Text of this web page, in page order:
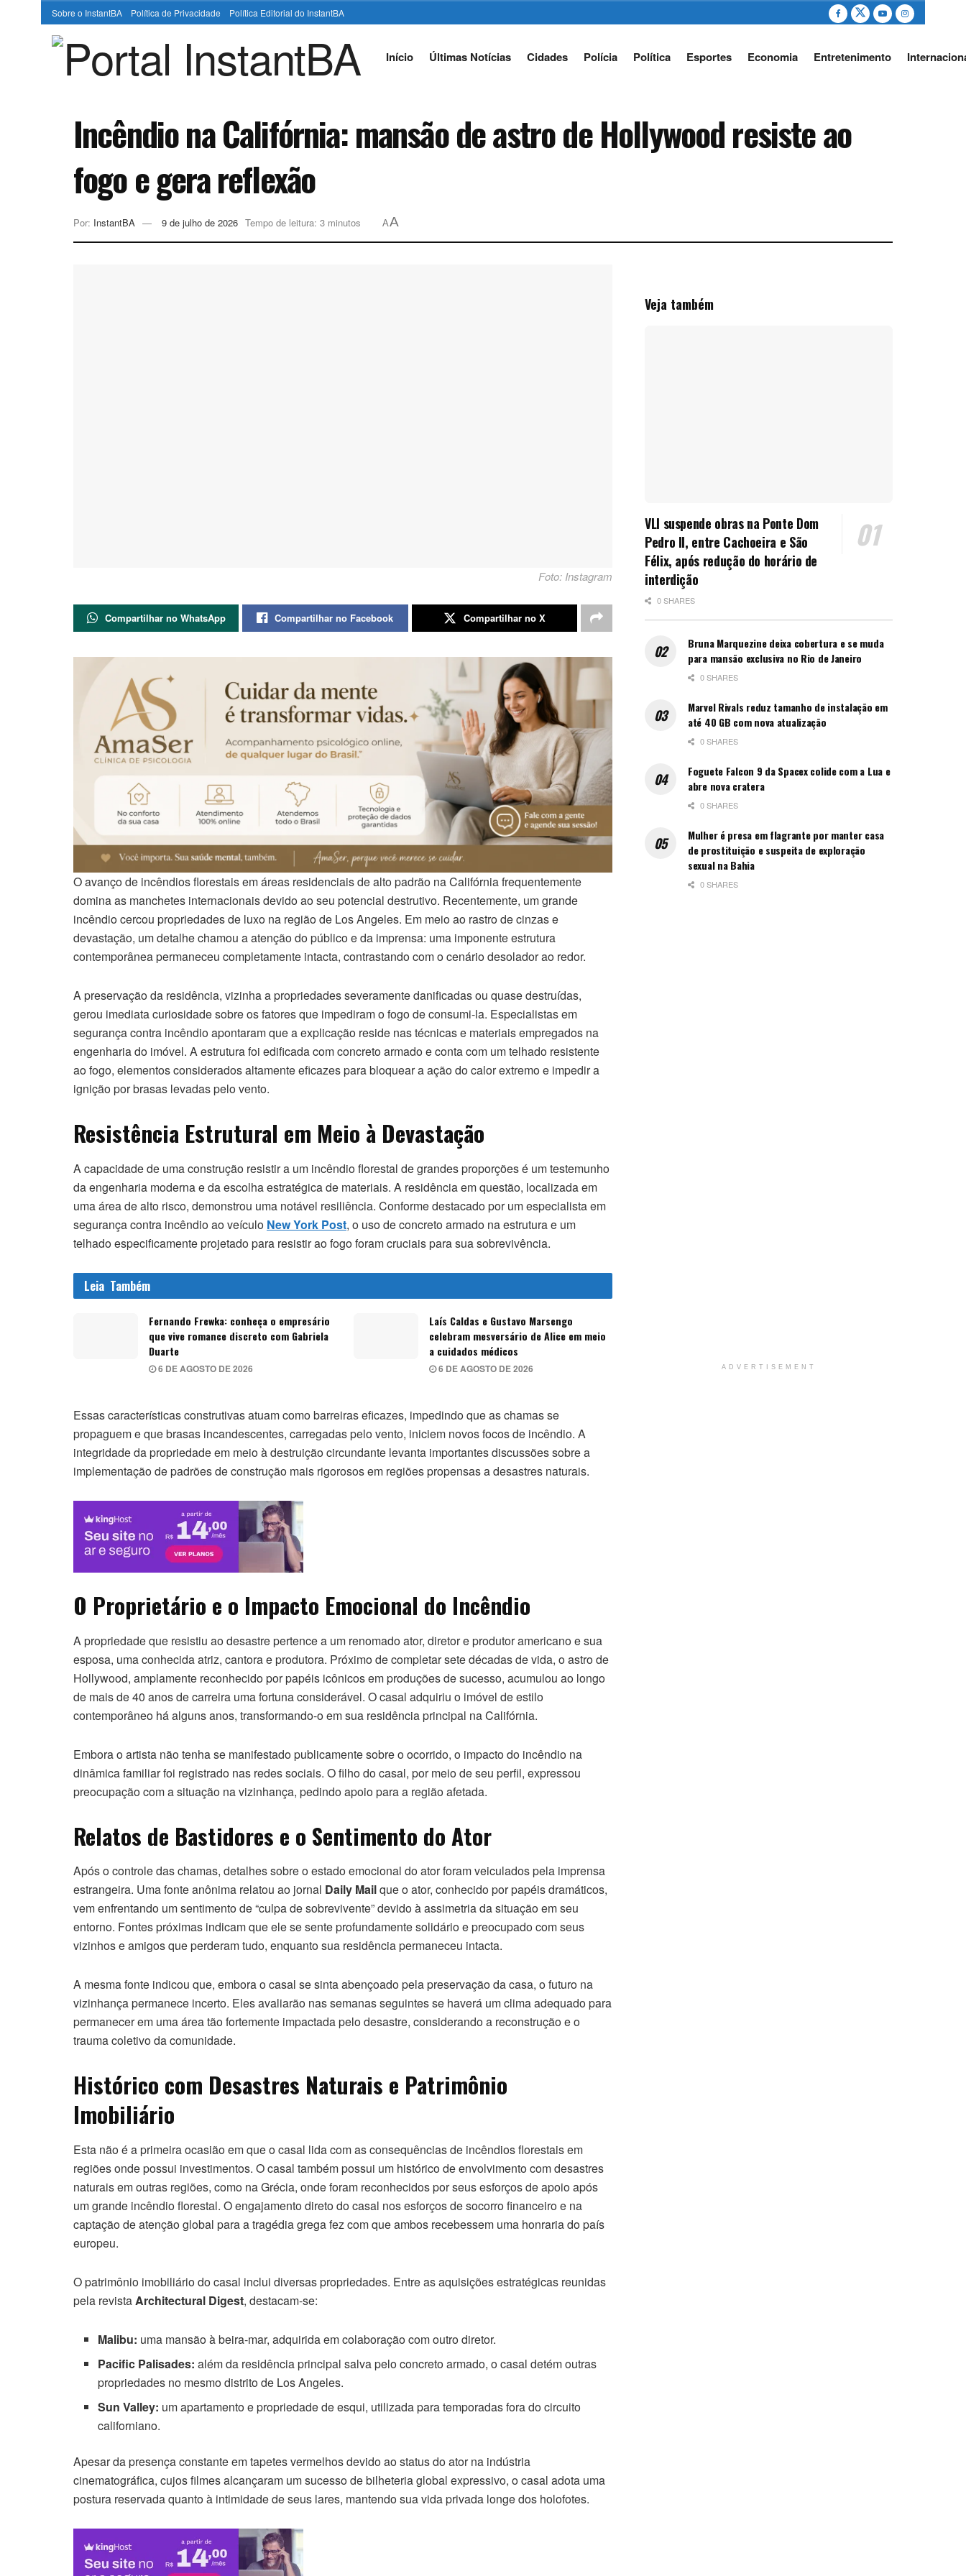
Sobre o InstantBA Política de Privacidade Política Editorial do InstantBA
Início Últimas Notícias Cidades Polícia Política Esportes Economia Entretenimento
Incêndio na Califórnia: mansão de astro de Hollywood resiste ao
fogo e gera reflexão
Por: InstantBA 9 de julho de 2026 Tempo de leitura: 3 minutos AA
Foto: Instagram
Compartilhar no WhatsApp Compartilhar no Facebook Compartilhar no X
O avanço de incêndios florestais em áreas residenciais de alto padrão na Califórnia frequentemente
domina as manchetes internacionais devido ao seu potencial destrutivo. Recentemente, um grande
incêndio cercou propriedades de luxo na região de Los Angeles. Em meio ao rastro de cinzas e
devastação, um detalhe chamou a atenção do público e da imprensa: uma imponente estrutura
contemporânea permaneceu completamente intacta, contrastando com o cenário desolador ao redor.
A preservação da residência, vizinha a propriedades severamente danificadas ou quase destruídas,
gerou imediata curiosidade sobre os fatores que impediram o fogo de consumi-la. Especialistas em
segurança contra incêndio apontaram que a explicação reside nas técnicas e materiais empregados na
engenharia do imóvel. A estrutura foi edificada com concreto armado e conta com um telhado resistente
ao fogo, elementos considerados altamente eficazes para bloquear a ação do calor extremo e impedir a
ignição por brasas levadas pelo vento.
Resistência Estrutural em Meio à Devastação
A capacidade de uma construção resistir a um incêndio florestal de grandes proporções é um testemunho
da engenharia moderna e da escolha estratégica de materiais. A residência em questão, localizada em
uma área de alto risco, demonstrou uma notável resiliência. Conforme destacado por um especialista em
segurança contra incêndio ao veículo New York Post, o uso de concreto armado na estrutura e um
telhado especificamente projetado para resistir ao fogo foram cruciais para sua sobrevivência.
Leia Também
Fernando Frewka: conheça o empresário
que vive romance discreto com Gabriela
Duarte
6 DE AGOSTO DE 2026
Laís Caldas e Gustavo Marsengo
celebram mesversário de Alice em meio
a cuidados médicos
6 DE AGOSTO DE 2026
Essas características construtivas atuam como barreiras eficazes, impedindo que as chamas se
propaguem e que brasas incandescentes, carregadas pelo vento, iniciem novos focos de incêndio. A
integridade da propriedade em meio à destruição circundante levanta importantes discussões sobre a
implementação de padrões de construção mais rigorosos em regiões propensas a desastres naturais.
O Proprietário e o Impacto Emocional do Incêndio
A propriedade que resistiu ao desastre pertence a um renomado ator, diretor e produtor americano e sua
esposa, uma conhecida atriz, cantora e produtora. Próximo de completar sete décadas de vida, o astro de
Hollywood, amplamente reconhecido por papéis icônicos em produções de sucesso, acumulou ao longo
de mais de 40 anos de carreira uma fortuna considerável. O casal adquiriu o imóvel de estilo
contemporâneo há alguns anos, transformando-o em sua residência principal na Califórnia.
Embora o artista não tenha se manifestado publicamente sobre o ocorrido, o impacto do incêndio na
dinâmica familiar foi registrado nas redes sociais. O filho do casal, por meio de seu perfil, expressou
preocupação com a situação na vizinhança, pedindo apoio para a região afetada.
Relatos de Bastidores e o Sentimento do Ator
Após o controle das chamas, detalhes sobre o estado emocional do ator foram veiculados pela imprensa
estrangeira. Uma fonte anônima relatou ao jornal Daily Mailque o ator, conhecido por papéis dramáticos,
vem enfrentando um sentimento de “culpa de sobrevivente” devido à assimetria da situação em seu
entorno. Fontes próximas indicam que ele se sente profundamente solidário e preocupado com seus
vizinhos e amigos que perderam tudo, enquanto sua residência permaneceu intacta.
A mesma fonte indicou que, embora o casal se sinta abençoado pela preservação da casa, o futuro na
vizinhança permanece incerto. Eles avaliarão nas semanas seguintes se haverá um clima adequado para
permanecer em uma área tão fortemente impactada pelo desastre, considerando a reconstrução e o
trauma coletivo da comunidade.
Histórico com Desastres Naturais e Patrimônio
Imobiliário
Esta não é a primeira ocasião em que o casal lida com as consequências de incêndios florestais em
regiões onde possui investimentos. O casal também possui um histórico de envolvimento com desastres
naturais em outras regiões, como na Grécia, onde foram reconhecidos por seus esforços de apoio após
um grande incêndio florestal. O engajamento direto do casal nos esforços de socorro financeiro e na
captação de atenção global para a tragédia grega fez com que ambos recebessem uma honraria do país
europeu.
O patrimônio imobiliário do casal inclui diversas propriedades. Entre as aquisições estratégicas reunidas
pela revistaArchitectural Digest, destacam-se:
Malibu: uma mansão à beira-mar, adquirida em colaboração com outro diretor.
Pacific Palisades: além da residência principal salva pelo concreto armado, o casal detém outras
propriedades no mesmo distrito de Los Angeles.
Sun Valley: um apartamento e propriedade de esqui, utilizada para temporadas fora do circuito
californiano.
Apesar da presença constante em tapetes vermelhos devido ao status do ator na indústria
cinematográfica, cujos filmes alcançaram um sucesso de bilheteria global expressivo, o casal adota uma
postura reservada quanto à intimidade de seus lares, mantendo sua vida privada longe dos holofotes.
Veja também
VLI suspende obras na Ponte Dom
Pedro II, entre Cachoeira e São
Félix, após redução do horário de
interdição
0 SHARES
Bruna Marquezine deixa cobertura e se muda
para mansão exclusiva no Rio de Janeiro
0 SHARES
Marvel Rivals reduz tamanho de instalação em
até 40 GB com nova atualização
0 SHARES
Foguete Falcon 9 da Spacex colide com a Lua e
abre nova cratera
0 SHARES
Mulher é presa em flagrante por manter casa
de prostituição e suspeita de exploração
sexual na Bahia
0 SHARES
ADVERTISEMENT